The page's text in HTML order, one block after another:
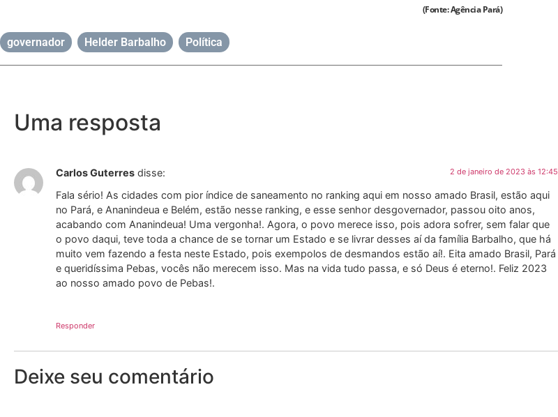
(Fonte: Agência Pará)
governador Helder Barbalho Política
Uma resposta
Carlos Guterres disse: 2 de janeiro de 2023 às 12:45
Fala sério! As cidades com pior índice de saneamento no ranking aqui em nosso amado Brasil, estão aqui
no Pará, e Ananindeua e Belém, estão nesse ranking, e esse senhor desgovernador, passou oito anos,
acabando com Ananindeua! Uma vergonha!. Agora, o povo merece isso, pois adora sofrer, sem falar que
o povo daqui, teve toda a chance de se tornar um Estado e se livrar desses aí da família Barbalho, que há
muito vem fazendo a festa neste Estado, pois exempolos de desmandos estão aí!. Eita amado Brasil, Pará
e queridíssima Pebas, vocês não merecem isso. Mas na vida tudo passa, e só Deus é eterno!. Feliz 2023
ao nosso amado povo de Pebas!.
Responder
Deixe seu comentário